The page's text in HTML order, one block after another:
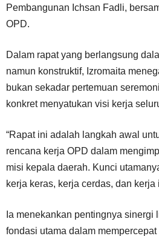
Pembangunan Ichsan Fadli,
OPD.
Dalam rapat yang berlangsung
namun konstruktif, Izromaita
bukan sekadar pertemuan
konkret menyatukan visi kerja
“Rapat ini adalah langkah awal
rencana kerja OPD dalam
misi kepala daerah. Kunci
kerja keras, kerja cerdas, dan kerja
Ia menekankan pentingnya sinergi
fondasi utama dalam